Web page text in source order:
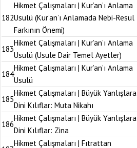
182
Hikmet Çalışmaları | Kur’an’ı Anlama
Usulü (Kur’an’ı Anlamada Nebi-Resul
Farkının Önemi)
183
Hikmet Çalışmaları | Kur’an’ı Anlama
Usulü (Usule Dair Temel Ayetler)
184
Hikmet Çalışmaları | Kur’an’ı Anlama
Usulü
185
Hikmet Çalışmaları | Büyük Yanlışlara
Dini Kılıflar: Muta Nikahı
186
Hikmet Çalışmaları | Büyük Yanlışlara
Dini Kılıflar: Zina
Hikmet Çalışmaları | Fıtrattan